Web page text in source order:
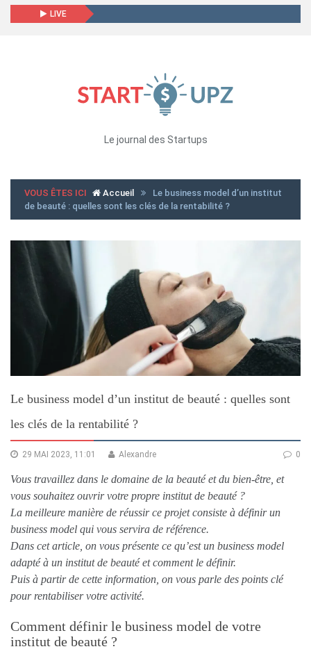
LIVE
Le journal des Startups
VOUS ÊTES ICI Accueil
Le business model d’un institut
de beauté : quelles sont les clés de la rentabilité ?
Le business model d’un institut de beauté : quelles sont
les clés de la rentabilité ?
29 MAI 2023, 11:01 0
Alexandre
Vous travaillez dans le domaine de la beauté et du bien-être, et
vous souhaitez ouvrir votre propre institut de beauté ?
La meilleure manière de réussir ce projet consiste à définir un
business model qui vous servira de référence.
Dans cet article, on vous présente ce qu’est un business model
adapté à un institut de beauté et comment le définir.
Puis à partir de cette information, on vous parle des points clé
pour rentabiliser votre activité.
Comment définir le business model de votre
institut de beauté ?